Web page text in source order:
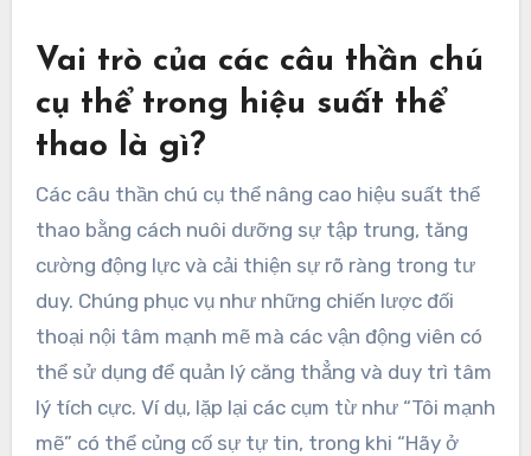
Vai trò của các câu thần chú
cụ thể trong hiệu suất thể
thao là gì?
Các câu thần chú cụ thể nâng cao hiệu suất thể
thao bằng cách nuôi dưỡng sự tập trung, tăng
cường động lực và cải thiện sự rõ ràng trong tư
duy. Chúng phục vụ như những chiến lược đối
thoại nội tâm mạnh mẽ mà các vận động viên có
thể sử dụng để quản lý căng thẳng và duy trì tâm
lý tích cực. Ví dụ, lặp lại các cụm từ như “Tôi mạnh
mẽ” có thể củng cố sự tự tin, trong khi “Hãy ở